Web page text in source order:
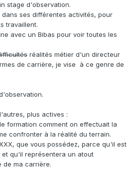
stage d'observation.
ses différentes activités, pour
travaillent.
avec un Bibas pour voir toutes les
réalités métier d'un directeur
de carrière, je vise à ce genre de
plus actives :
formation comment on effectuait la
confronter à la réalité du terrain.
que vous possédez, parce qu'il est
et qu'il représentera un atout
de ma carrière.